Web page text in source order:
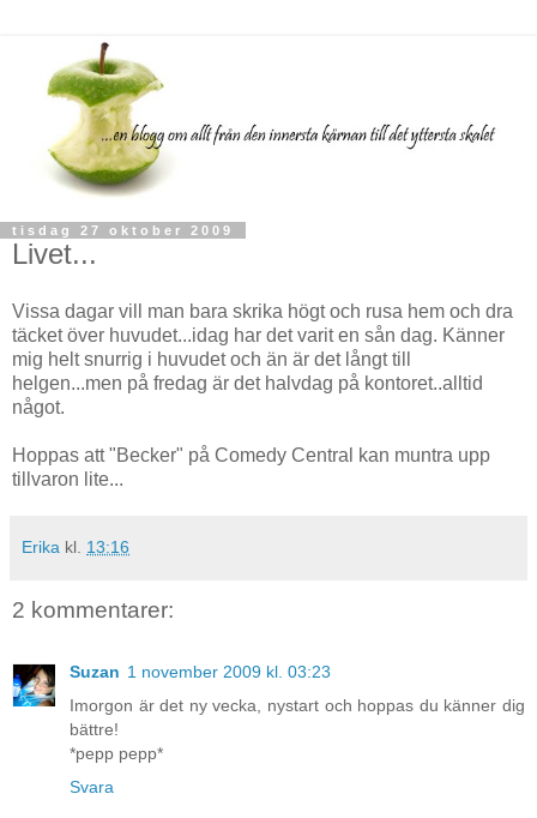
tisdag 27 oktober 2009
Livet...
Vissa dagar vill man bara skrika högt och rusa hem och dra
täcket över huvudet...idag har det varit en sån dag. Känner
mig helt snurrig i huvudet och än är det långt till
helgen...men på fredag är det halvdag på kontoret..alltid
något.
Hoppas att "Becker" på Comedy Central kan muntra upp
tillvaron lite...
Erika kl. 13:16
2 kommentarer:
Suzan 1 november 2009 kl. 03:23
Imorgon är det ny vecka, nystart och hoppas du känner dig
bättre!
*pepp pepp*
Svara